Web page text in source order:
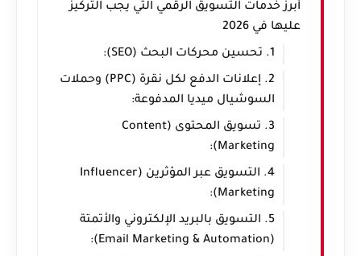
أبرز خدمات التسويق الرقمي التي يجب التركيز
عليها في 2026
1. تحسين محركات البحث (SEO):
2. إعلانات الدفع لكل نقرة (PPC) وحملات
السوشيال ميديا المدفوعة:
3. تسويق المحتوى (Content
Marketing):
4. التسويق عبر المؤثرين (Influencer
Marketing):
5. التسويق بالبريد الإلكتروني والأتمتة
(Email Marketing & Automation):